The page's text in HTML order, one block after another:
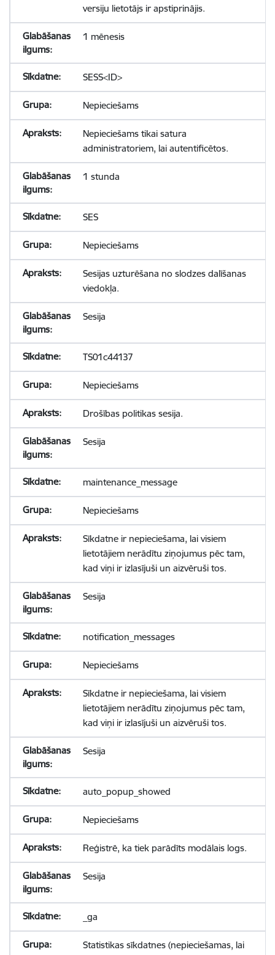
versiju lietotājs ir apstiprinājis.
1 mēnesis
SESS<ID>
Nepieciešams
Nepieciešams tikai satura
administratoriem, lai autentificētos.
1 stunda
SES
Nepieciešams
Sesijas uzturēšana no slodzes dalīšanas
viedokļa.
Sesija
TS01c44137
Nepieciešams
Drošības politikas sesija.
Sesija
maintenance_message
Nepieciešams
Sīkdatne ir nepieciešama, lai visiem
lietotājiem nerādītu ziņojumus pēc tam,
kad viņi ir izlasījuši un aizvēruši tos.
Sesija
notification_messages
Nepieciešams
Sīkdatne ir nepieciešama, lai visiem
lietotājiem nerādītu ziņojumus pēc tam,
kad viņi ir izlasījuši un aizvēruši tos.
Sesija
auto_popup_showed
Nepieciešams
Reģistrē, ka tiek parādīts modālais logs.
Sesija
_ga
Statistikas sīkdatnes (nepieciešamas, lai